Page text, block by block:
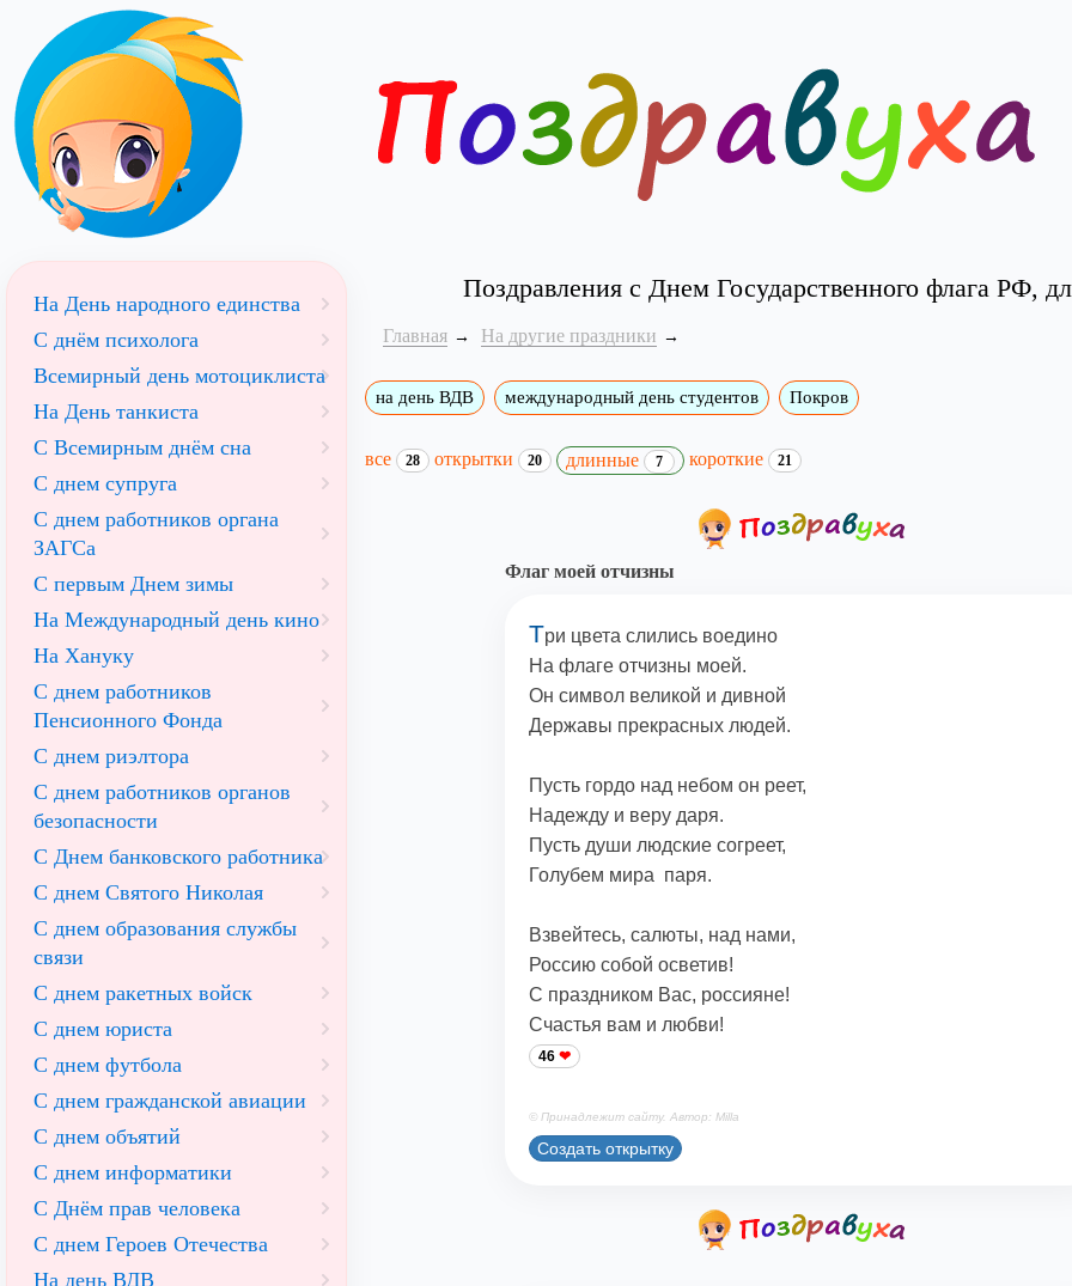
Поздравления с Днем Государственного флага РФ,
Главная На другие праздники
на день ВДВ международный день студентов Покров
все 28 открытки 20 длинные 7 короткие 21
Флаг моей отчизны
Три цвета слились воедино
На флаге отчизны моей.
Он символ великой и дивной
Державы прекрасных людей.
Пусть гордо над небом он реет,
Надежду и веру даря.
Пусть души людские согреет,
Голубем мира паря.
Взвейтесь, салюты, над нами,
Россию собой осветив!
С праздником Вас, россияне!
Счастья вам и любви!
46
© Принадлежит сайту. Автор: Milla
Создать открытку
На День народного единства
С днём психолога
Всемирный день мотоциклиста
На День танкиста
С Всемирным днём сна
С днем супруга
С днем работников органа
ЗАГСа
С первым Днем зимы
На Международный день кино
На Хануку
С днем работников
Пенсионного Фонда
С днем риэлтора
С днем работников органов
безопасности
С Днем банковского работника
С днем Святого Николая
С днем образования службы
связи
С днем ракетных войск
С днем юриста
С днем футбола
С днем гражданской авиации
С днем объятий
С днем информатики
С Днём прав человека
С днем Героев Отечества
На день ВДВ